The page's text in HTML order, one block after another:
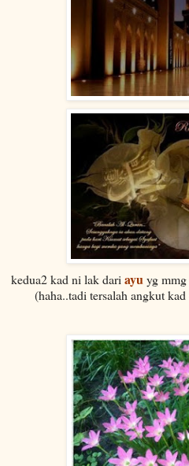
kedua2 kad ni lak dari ayu yg
(haha..tadi tersalah angkut